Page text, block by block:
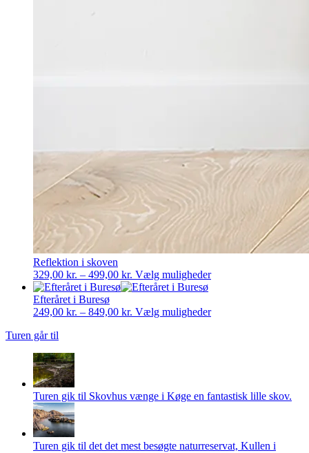
Reflektion i skoven
329,00 kr. – 499,00 kr. Prisinterval:
329,00 kr.
499,00 kr.
Vælg mulighederDette
flere
Efteråret i Buresø
249,00 kr. – 849,00 kr. Prisinterval:
Vælg mulighederDette
vælges
Turen går til
Turen gik til Skovhus vænge i Køge en fantastisk lille skov.
Turen gik til det det mest besøgte naturreservat, Kullen i